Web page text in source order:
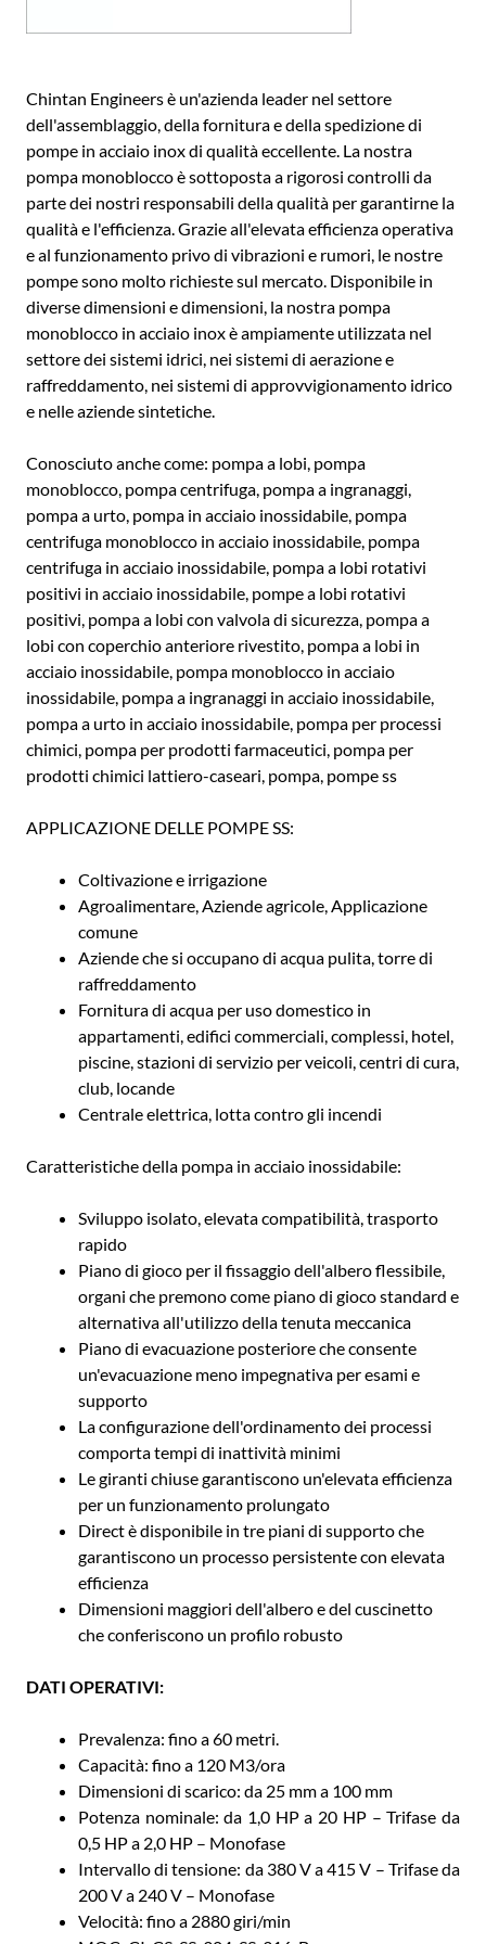
ML
PT
RU
Chintan Engineers è un'azienda leader nel settore
dell'assemblaggio, della fornitura e della spedizione di
pompe in acciaio inox di qualità eccellente. La nostra
pompa monoblocco è sottoposta a rigorosi controlli da
parte dei nostri responsabili della qualità per garantirne la
qualità e l'efficienza. Grazie all'elevata efficienza operativa
e al funzionamento privo di vibrazioni e rumori, le nostre
pompe sono molto richieste sul mercato. Disponibile in
diverse dimensioni e dimensioni, la nostra pompa
monoblocco in acciaio inox è ampiamente utilizzata nel
settore dei sistemi idrici, nei sistemi di aerazione e
raffreddamento, nei sistemi di approvvigionamento idrico
e nelle aziende sintetiche.
Conosciuto anche come: pompa a lobi, pompa
monoblocco, pompa centrifuga, pompa a ingranaggi,
pompa a urto, pompa in acciaio inossidabile, pompa
centrifuga monoblocco in acciaio inossidabile, pompa
centrifuga in acciaio inossidabile, pompa a lobi rotativi
positivi in acciaio inossidabile, pompe a lobi rotativi
positivi, pompa a lobi con valvola di sicurezza, pompa a
lobi con coperchio anteriore rivestito, pompa a lobi in
acciaio inossidabile, pompa monoblocco in acciaio
inossidabile, pompa a ingranaggi in acciaio inossidabile,
pompa a urto in acciaio inossidabile, pompa per processi
chimici, pompa per prodotti farmaceutici, pompa per
prodotti chimici lattiero-caseari, pompa, pompe ss
APPLICAZIONE DELLE POMPE SS:
Coltivazione e irrigazione
Agroalimentare, Aziende agricole, Applicazione
comune
Aziende che si occupano di acqua pulita, torre di
raffreddamento
Fornitura di acqua per uso domestico in
appartamenti, edifici commerciali, complessi, hotel,
piscine, stazioni di servizio per veicoli, centri di cura,
club, locande
Centrale elettrica, lotta contro gli incendi
Caratteristiche della pompa in acciaio inossidabile:
Sviluppo isolato, elevata compatibilità, trasporto
rapido
Piano di gioco per il fissaggio dell'albero flessibile,
organi che premono come piano di gioco standard e
alternativa all'utilizzo della tenuta meccanica
Piano di evacuazione posteriore che consente
un'evacuazione meno impegnativa per esami e
supporto
La configurazione dell'ordinamento dei processi
comporta tempi di inattività minimi
Le giranti chiuse garantiscono un'elevata efficienza
per un funzionamento prolungato
Direct è disponibile in tre piani di supporto che
garantiscono un processo persistente con elevata
efficienza
Dimensioni maggiori dell'albero e del cuscinetto
che conferiscono un profilo robusto
DATI OPERATIVI:
Prevalenza: fino a 60 metri.
Capacità: fino a 120 M3/ora
Dimensioni di scarico: da 25 mm a 100 mm
Potenza nominale: da 1,0 HP a 20 HP – Trifase da
0,5 HP a 2,0 HP – Monofase
Intervallo di tensione: da 380 V a 415 V – Trifase da
200 V a 240 V – Monofase
Velocità: fino a 2880 giri/min